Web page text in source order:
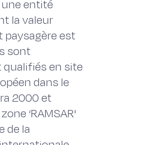
entité
la valeur
paysagère est
sont
en site
dans le
2000 et
‘RAMSAR'
de la